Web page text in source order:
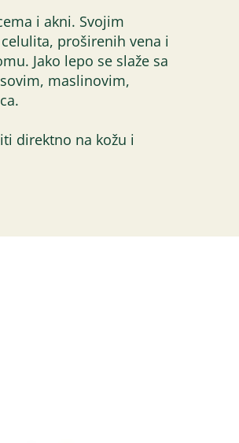
i akni. Svojim
proširenih vena i
Jako lepo se slaže sa
maslinovim,
direktno na kožu i